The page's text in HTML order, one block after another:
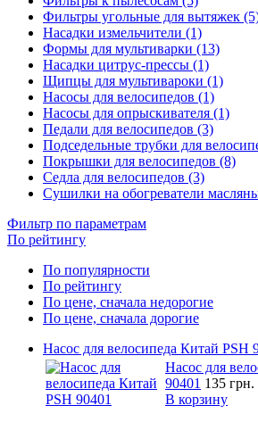
Фильтры угольные для вытяжек
Насадки измельчители (1)
Формы для мультиварки (13)
Насадки цитрус-прессы (1)
Щипцы для мультивароки (1)
Насосы для велосипедов (1)
Насосы для опрыскивателя (1)
Педали для велосипедов (3)
Подседельные трубки для
Покрышки для велосипедов (8)
Седла для велосипедов (3)
Сушилки на обогреватели
Фильтр по параметрам
По рейтингу
По популярности
По рейтингу
По цене, сначала недорогие
По цене, сначала дорогие
Насос для велосипеда Китай PSH
Насос для
90401 135 грн.
В корзину